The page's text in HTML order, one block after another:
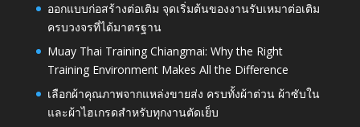
ออกแบบก่อสร้างต่อเติม จุดเริ่มต้นของงานรับเหมาต่อเติม
ครบวงจรที่ได้มาตรฐาน
Muay Thai Training Chiangmai: Why the Right
Training Environment Makes All the Difference
เลือกผ้าคุณภาพจากแหล่งขายส่ง ครบทั้งผ้าต่วน ผ้าซับใน
และผ้าไฮเกรดสำหรับทุกงานตัดเย็บ